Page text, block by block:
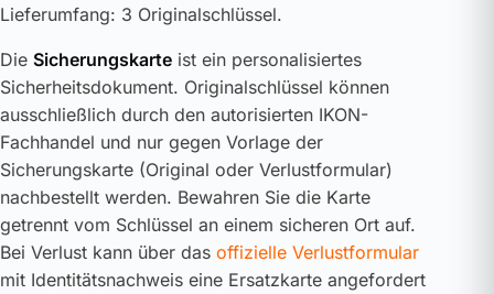
Lieferumfang: 3 Originalschlüssel.
Die Sicherungskarte ist ein personalisiertes
Sicherheitsdokument. Originalschlüssel können
ausschließlich durch den autorisierten IKON-
Fachhandel und nur gegen Vorlage der
Sicherungskarte (Original oder Verlustformular)
nachbestellt werden. Bewahren Sie die Karte
getrennt vom Schlüssel an einem sicheren Ort auf.
Bei Verlust kann über das offizielle Verlustformular
mit Identitätsnachweis eine Ersatzkarte angefordert